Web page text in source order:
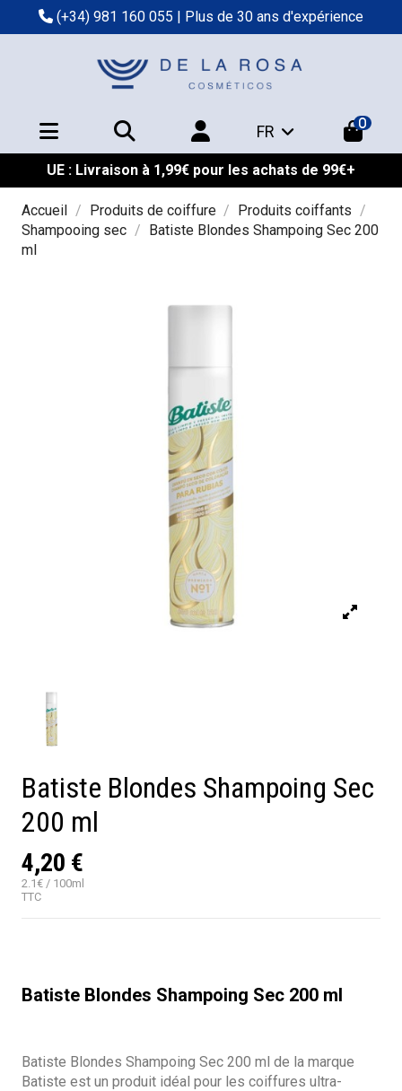
(+34) 981 160 055 | Plus de 30 ans d'expérience
FR 0
UE : Livraison à 1,99€ pour les achats de 99€+
Accueil Produits de coiffure
Produits coiffants
Shampooing sec
Batiste Blondes Shampoing Sec 200
ml
Batiste Blondes Shampoing Sec
200 ml
4,20 €
2.1€ / 100ml
TTC
Batiste Blondes Shampoing Sec 200 ml
Batiste Blondes Shampoing Sec 200 ml de la marque
Batiste est un produit idéal pour les coiffures ultra-